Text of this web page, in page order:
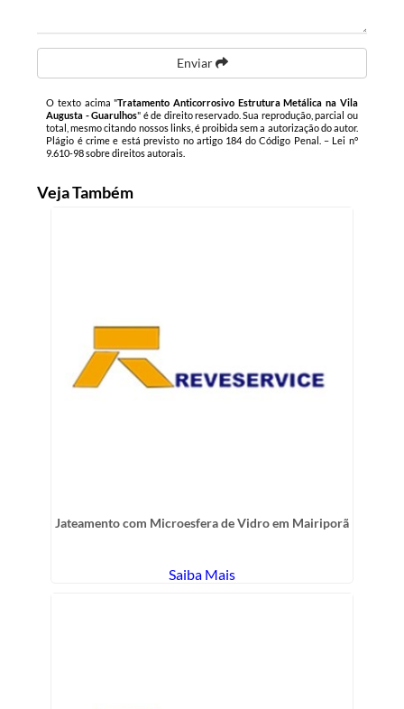
Enviar
O texto acima "Tratamento Anticorrosivo Estrutura Metálica na Vila
Augusta - Guarulhos" é de direito reservado. Sua reprodução, parcial ou
total, mesmo citando nossos links, é proibida sem a autorização do autor.
Plágio é crime e está previsto no artigo 184 do Código Penal. – Lei n°
9.610-98 sobre direitos autorais
Veja Também
Jateamento com Microesfera de Vidro em Mairiporã
Saiba Mais